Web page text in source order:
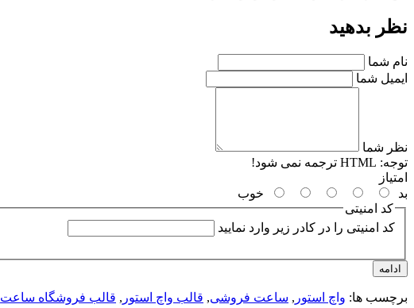
نظر بدهید
نام شما
ایمیل شما
نظر شما
توجه:
امتیاز
بد
خوب
کد امنیتی
کد امنیتی را در کادر زیر وارد نمایید
ادامه
برچسب ها: واچ استور , ساعت فروشی, قالب واچ استور , قالب فروشگاه ساعت